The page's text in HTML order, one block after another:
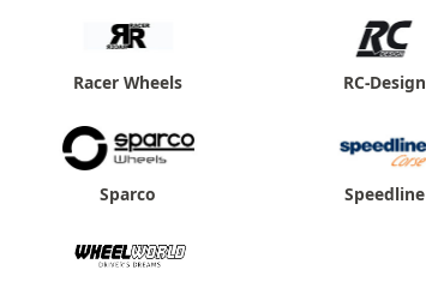
Racer Wheels RC-Design
Sparco Speedline